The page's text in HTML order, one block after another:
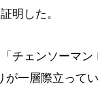
明した。
チェンソーマ
一層際立ってい